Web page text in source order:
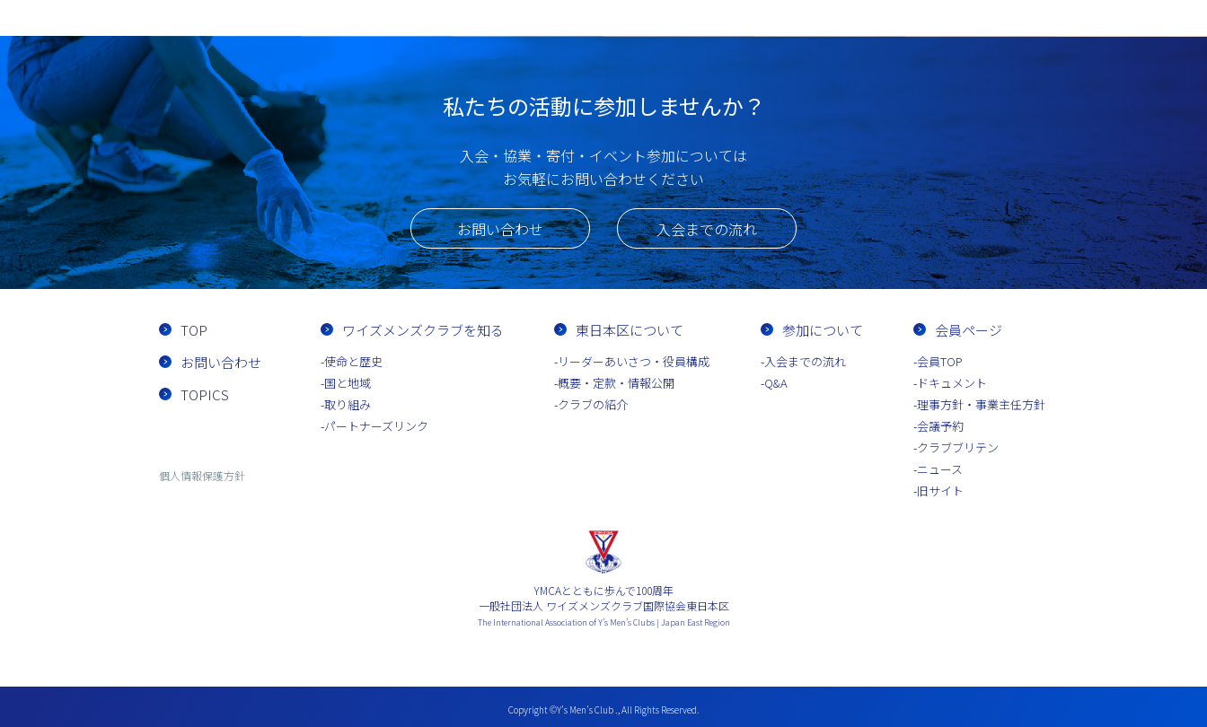
私たちの活動に参加しませんか？
入会・協業・寄付・イベント参加については
お気軽にお問い合わせください
お問い合わせ 入会までの流れ
TOP
お問い合わせ
TOPICS
個人情報保護方針
ワイズメンズクラブを知る
使命と歴史
国と地域
取り組み
パートナーズリンク
東日本区について
リーダーあいさつ・役員構成
概要・定款・情報公開
クラブの紹介
参加について
入会までの流れ
Q&A
会員ページ
会員TOP
ドキュメント
理事方針・事業主任方針
会議予約
クラブブリテン
ニュース
旧サイト
YMCAとともに歩んで100周年
一般社団法人 ワイズメンズクラブ国際協会東日本区
The International Association of Y’s Men’s Clubs | Japan East Region
Copyright ©Y’s Men’s Club ., All Rights Reserved.